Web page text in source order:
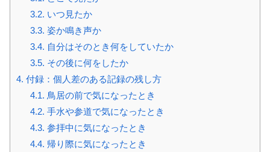
3.2. いつ見たか
3.3. 姿か鳴き声か
3.4. 自分はそのとき何をしていたか
3.5. その後に何をしたか
4. 付録：個人差のある記録の残し方
4.1. 鳥居の前で気になったとき
4.2. 手水や参道で気になったとき
4.3. 参拝中に気になったとき
4.4. 帰り際に気になったとき